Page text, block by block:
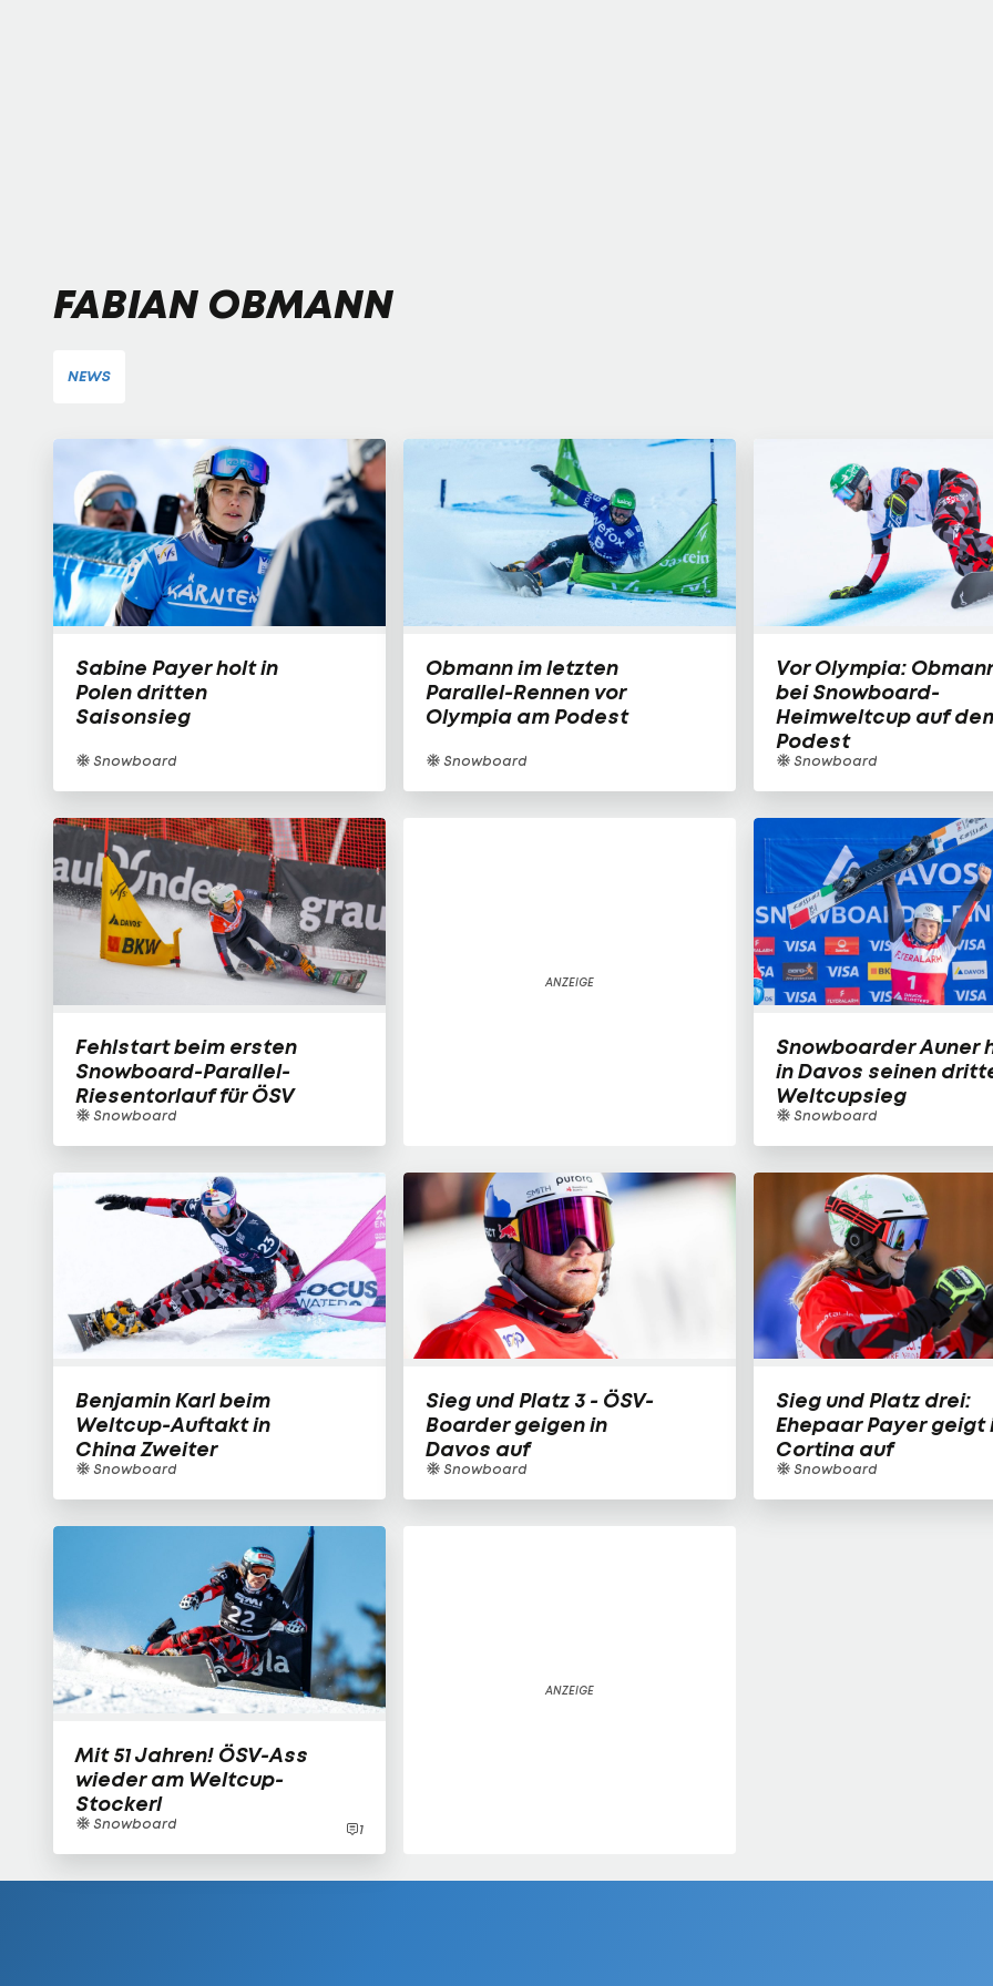
FABIAN OBMANN
NEWS
Sabine Payer holt in
Polen dritten
Saisonsieg
Snowboard
Obmann im letzten
Parallel-Rennen vor
Olympia am Podest
Snowboard
Vor Olympia:
bei Snowboard-
Heimweltcup auf
Podest
Snowboard
Fehlstart beim ersten
Snowboard-Parallel-
Riesentorlauf für ÖSV
Snowboard
Snowboarder Auner
in Davos seinen
Weltcupsieg
Snowboard
Benjamin Karl beim
Weltcup-Auftakt in
China Zweiter
Snowboard
Sieg und Platz 3 - ÖSV-
Boarder geigen in
Davos auf
Snowboard
Sieg und Platz drei:
Ehepaar Payer geigt
Cortina auf
Snowboard
Mit 51 Jahren! ÖSV-Ass
wieder am Weltcup-
Stockerl
Snowboard 1